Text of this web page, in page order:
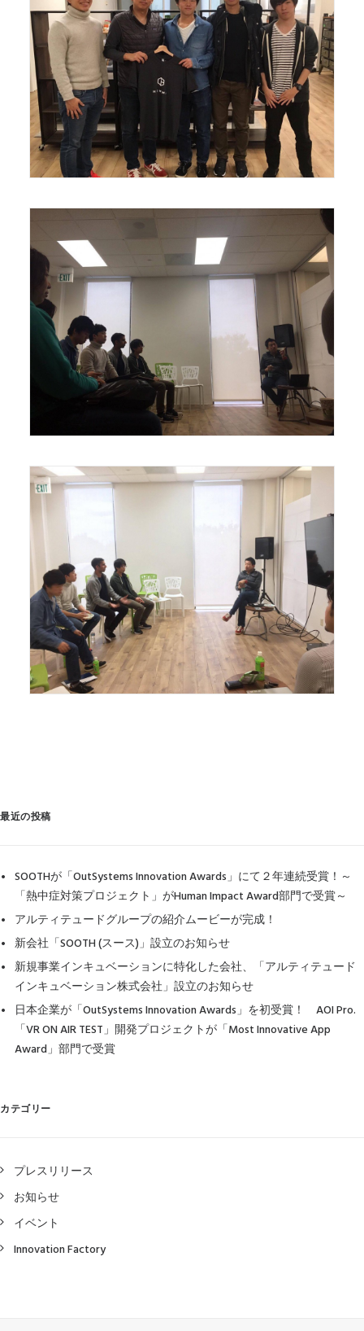
最近の投稿
SOOTHが「OutSystems Innovation Awards」にて２年連続受賞！～
「熱中症対策プロジェクト」がHuman Impact Award部門で受賞～
アルティテュードグループの紹介ムービーが完成！
新会社「SOOTH (スース)」設立のお知らせ
新規事業インキュベーションに特化した会社、「アルティテュード
インキュベーション株式会社」設立のお知らせ
日本企業が「OutSystems Innovation Awards」を初受賞！ AOI Pro.
「VR ON AIR TEST」開発プロジェクトが「Most Innovative App
Award」部門で受賞
カテゴリー
プレスリリース
お知らせ
イベント
Innovation Factory